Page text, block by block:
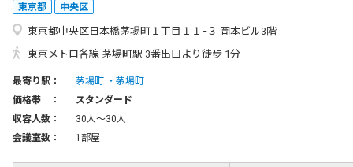
東京都 中央区
東京都中央区日本橋茅場町１丁目１１−３ 岡本ビル3階
東京メトロ各線 茅場町駅 3番出口より徒歩 1分
最寄り駅： 茅場町
茅場町
価格帯 ：
スタンダード
収容人数：
30人〜30人
会議室数：
1部屋